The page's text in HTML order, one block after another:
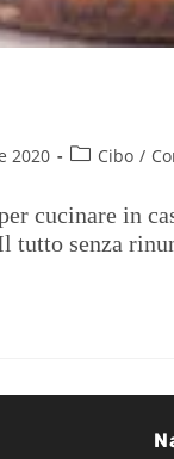
2020 Cibo /
cucinare in
tutto senza